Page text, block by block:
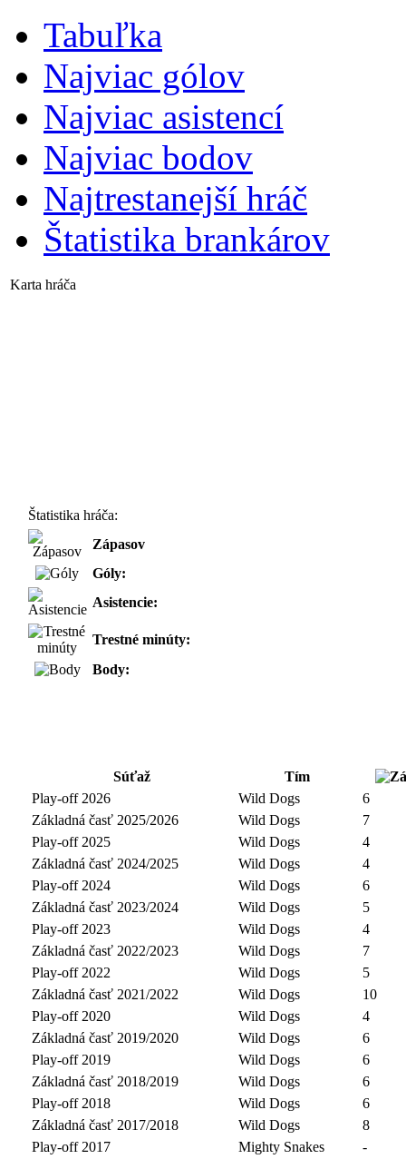
Tabuľka
Najviac gólov
Najviac asistencí­
Najviac bodov
Najtrestanejší hráč
Štatistika brankárov
Karta hráča
Štatistika hráča:
Zápasov
Góly:
Asistencie:
Trestné minúty:
Body:
Súťaž
Tím
Play-off 2026
Wild Dogs
6
Základná časť 2025/2026
Wild Dogs
7
Play-off 2025
Wild Dogs
4
Základná časť 2024/2025
Wild Dogs
4
Play-off 2024
Wild Dogs
6
Základná časť 2023/2024
Wild Dogs
5
Play-off 2023
Wild Dogs
4
Základná časť 2022/2023
Wild Dogs
7
Play-off 2022
Wild Dogs
5
Základná časť 2021/2022
Wild Dogs
10
Play-off 2020
Wild Dogs
4
Základná časť 2019/2020
Wild Dogs
6
Play-off 2019
Wild Dogs
6
Základná časť 2018/2019
Wild Dogs
6
Play-off 2018
Wild Dogs
6
Základná časť 2017/2018
Wild Dogs
8
Play-off 2017
Mighty Snakes
-